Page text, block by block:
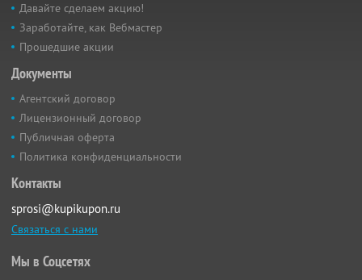
Давайте сделаем акцию!
Заработайте, как Вебмастер
Прошедшие акции
Документы
Агентский договор
Лицензионный договор
Публичная оферта
Политика конфиденциальности
Контакты
sprosi@kupikupon.ru
Связаться с нами
Мы в Соцсетях